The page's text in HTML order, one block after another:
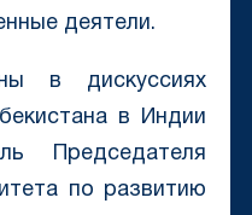
деятели.
в дискуссиях
в Индии
Председателя
по развитию